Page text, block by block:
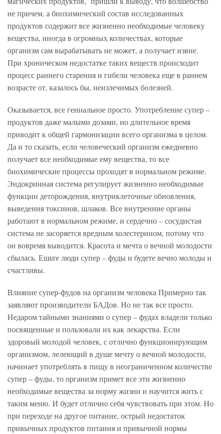
не причем, а биохимический состав исследованных
продуктов содержит все жизненно необходимые человеку
вещества, иногда в огромных количествах, которые
организм сам вырабатывать не может, а получает извне.
При хроническом недостатке таких веществ происходит
процесс раннего старения и гибели человека еще в раннем
возрасте от, казалось бы, неизлечимых болезней.
Оказывается, все гениальное просто. Употребление супер –
продуктов даже малыми дозами, но длительное время
приводит к общей гармонизации всего организма в целом.
Да и то сказать, если человеческий организм ежедневно
получает все необходимые ему вещества, то все
биохимические процессы проходят в нормальном режиме.
Эндокринная система регулирует жизненно необходимые
функции деторождения, внутриклеточные обновления,
выведения токсинов, шлаков. Все внутренние органы
работают в нормальном режиме, и сердечно – сосудистая
система не засоряется вредным холестерином, потому что
он вовремя выводится. Красота и мечта о вечной молодости
сбылась. Ешьте люди супер – фуды и будете вечно молоды и
счастливы.
Влияние супер-фудов на организм человека Примерно так
заявляют производители БАДов. Но не так все просто.
Недаром тайными знаниями о супер – фудах владели только
посвященные и пользовали их как лекарства. Если
здоровый молодой человек, с отлично функционирующим
организмом, лелеющий в душе мечту о вечной молодости,
начинает употреблять в пищу в неограниченном количестве
супер – фуды, то организм примет все эти жизненно
необходимые вещества за норму жизни и научится жить с
таким меню. И будет отлично себя чувствовать при этом. Но
при переходе на другое питание, острый недостаток
привычных продуктов питания и привычной нормы